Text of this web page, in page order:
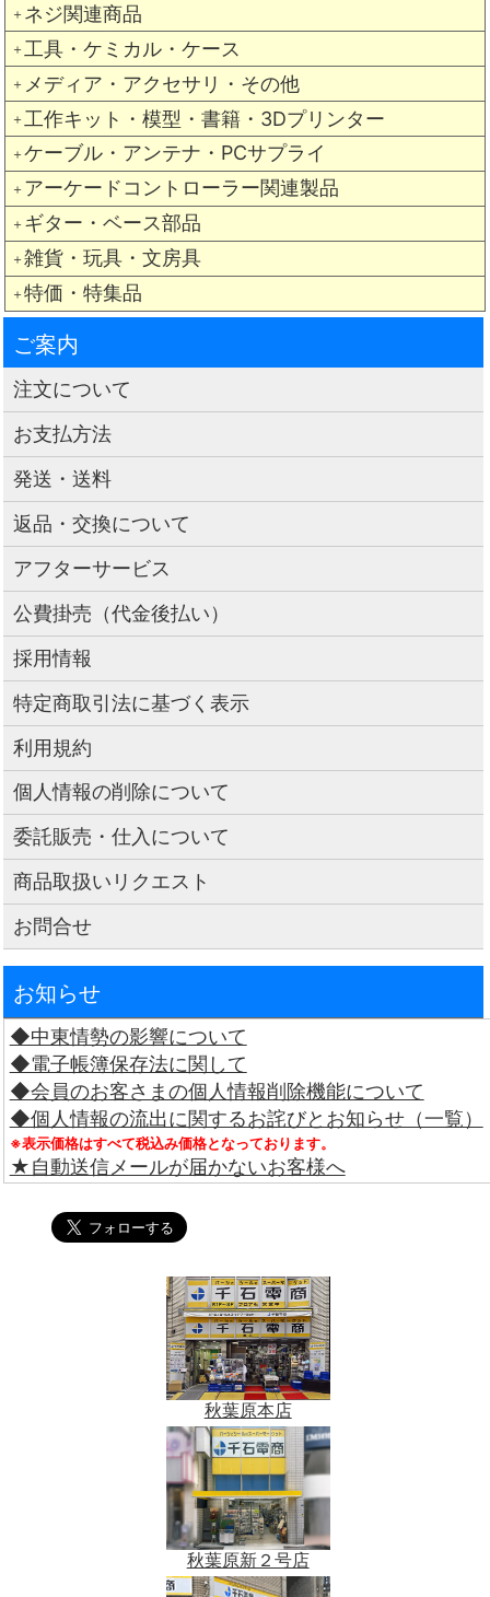
＋ ネジ関連商品
＋ 工具・ケミカル・ケース
＋ メディア・アクセサリ・その他
＋ 工作キット・模型・書籍・3Dプリンター
＋ ケーブル・アンテナ・PCサプライ
＋ アーケードコントローラー関連製品
＋ ギター・ベース部品
＋ 雑貨・玩具・文房具
＋ 特価・特集品
ご案内
注文について
お支払方法
発送・送料
返品・交換について
アフターサービス
公費掛売（代金後払い）
採用情報
特定商取引法に基づく表示
利用規約
個人情報の削除について
委託販売・仕入について
商品取扱いリクエスト
お問合せ
お知らせ
◆中東情勢の影響について
◆電子帳簿保存法に関して
◆会員のお客さまの個人情報削除機能について
◆個人情報の流出に関するお詫びとお知らせ（一覧）
※表示価格はすべて税込み価格となっております。
★自動送信メールが届かないお客様へ
秋葉原本店
秋葉原新２号店